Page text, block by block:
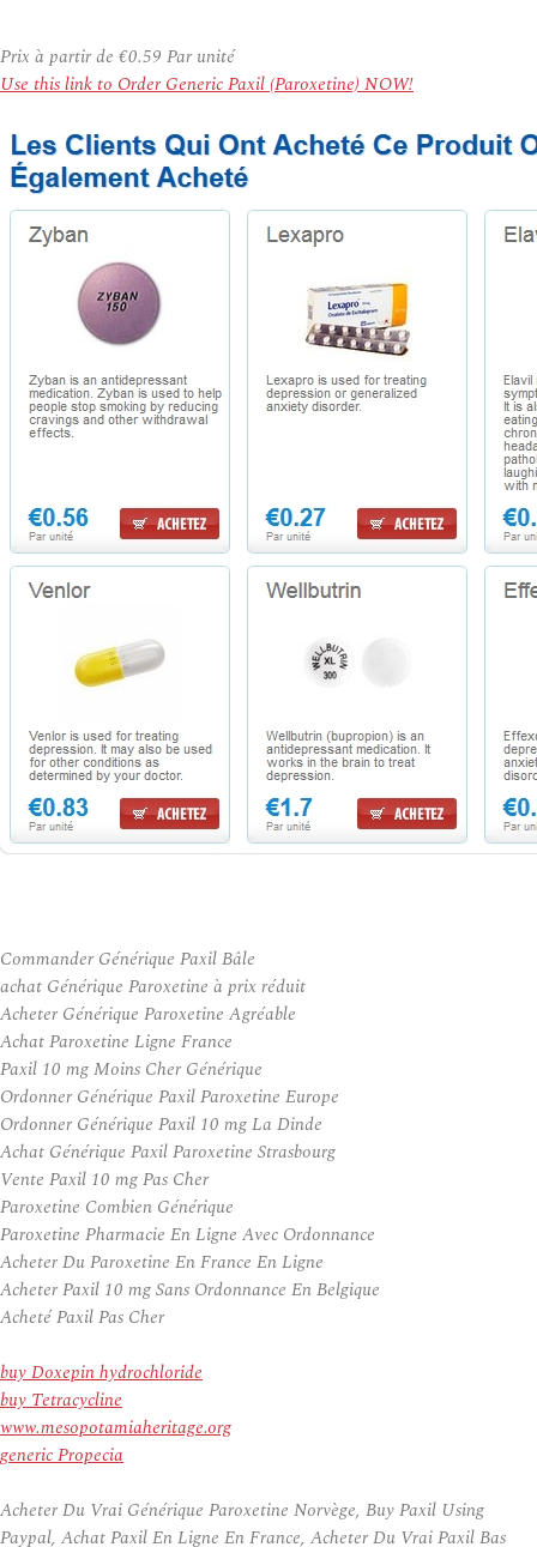
Prix à partir de €0.59 Par unité
Use this link to Order Generic Paxil (Paroxetine) NOW!
Commander Générique Paxil Bâle
achat Générique Paroxetine à prix réduit
Acheter Générique Paroxetine Agréable
Achat Paroxetine Ligne France
Paxil 10 mg Moins Cher Générique
Ordonner Générique Paxil Paroxetine Europe
Ordonner Générique Paxil 10 mg La Dinde
Achat Générique Paxil Paroxetine Strasbourg
Vente Paxil 10 mg Pas Cher
Paroxetine Combien Générique
Paroxetine Pharmacie En Ligne Avec Ordonnance
Acheter Du Paroxetine En France En Ligne
Acheter Paxil 10 mg Sans Ordonnance En Belgique
Acheté Paxil Pas Cher
buy Doxepin hydrochloride
buy Tetracycline
www.mesopotamiaheritage.org
generic Propecia
Acheter Du Vrai Générique Paroxetine Norvège, Buy Paxil Using
Paypal, Achat Paxil En Ligne En France, Acheter Du Vrai Paxil Bas